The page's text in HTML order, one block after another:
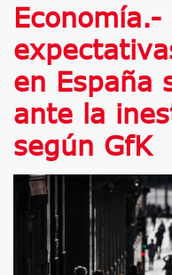
en España
ante la
según GfK